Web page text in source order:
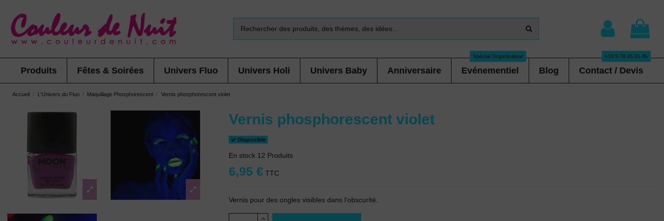
Produits Fêtes & Soirées Univers Fluo Univers Holi Univers Baby Anniversaire Evénementiel
Spécial Organisateur
Blog Contact / Devis
+33 9 78 45 55 45
Accueil L'Univers du Fluo Maquillage Phosphorescent Vernis phosphorescent violet
Vernis phosphorescent violet
Disponible
En stock 12 Produits
6,95 € TTC
Vernis pour des ongles visibles dans l'obscurité.